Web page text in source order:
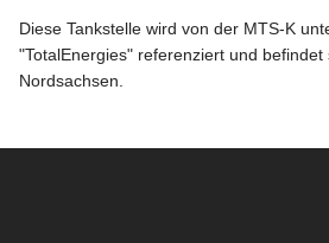
Diese Tankstelle wird von der MTS-K
"TotalEnergies" referenziert und
Nordsachsen.